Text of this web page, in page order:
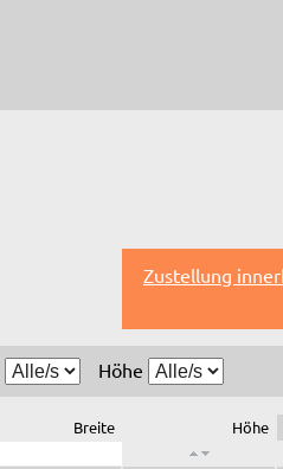
Zustellung
Höhe
Breite Höhe